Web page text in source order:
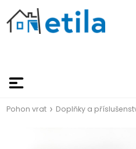
Pohon vrat Doplňky a